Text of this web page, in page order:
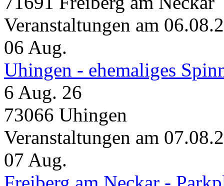
Veranstaltungen am
06 Aug.
Uhingen - ehemaliges
6 Aug. 26
73066 Uhingen
Veranstaltungen am
07 Aug.